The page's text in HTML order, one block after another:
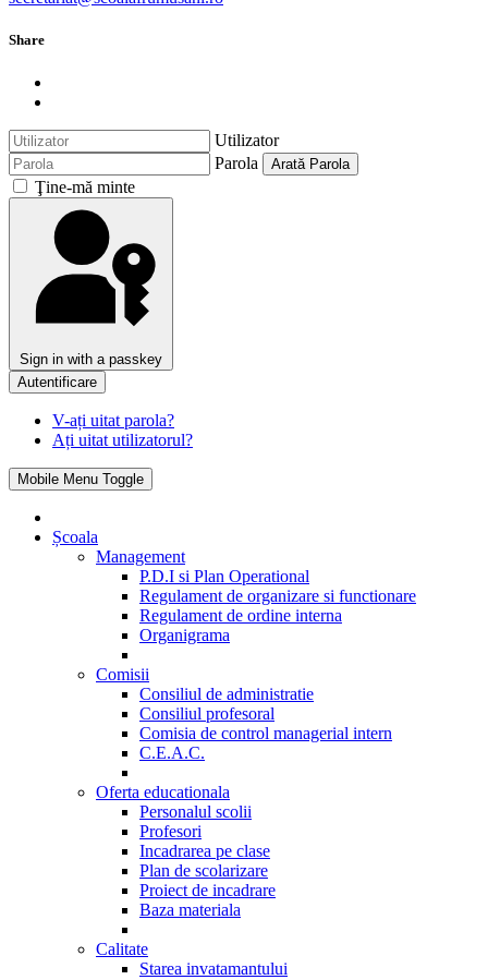
Share
Utilizator
Parola
Arată Parola
Ţine-mă minte
Sign in with a passkey
Autentificare
V-ați uitat parola?
Ați uitat utilizatorul?
Mobile Menu Toggle
Școala
Management
P.D.I si Plan Operational
Regulament de organizare si functionare
Regulament de ordine interna
Organigrama
Comisii
Consiliul de administratie
Consiliul profesoral
Comisia de control managerial intern
C.E.A.C.
Oferta educationala
Personalul scolii
Profesori
Incadrarea pe clase
Plan de scolarizare
Proiect de incadrare
Baza materiala
Calitate
Starea invatamantului